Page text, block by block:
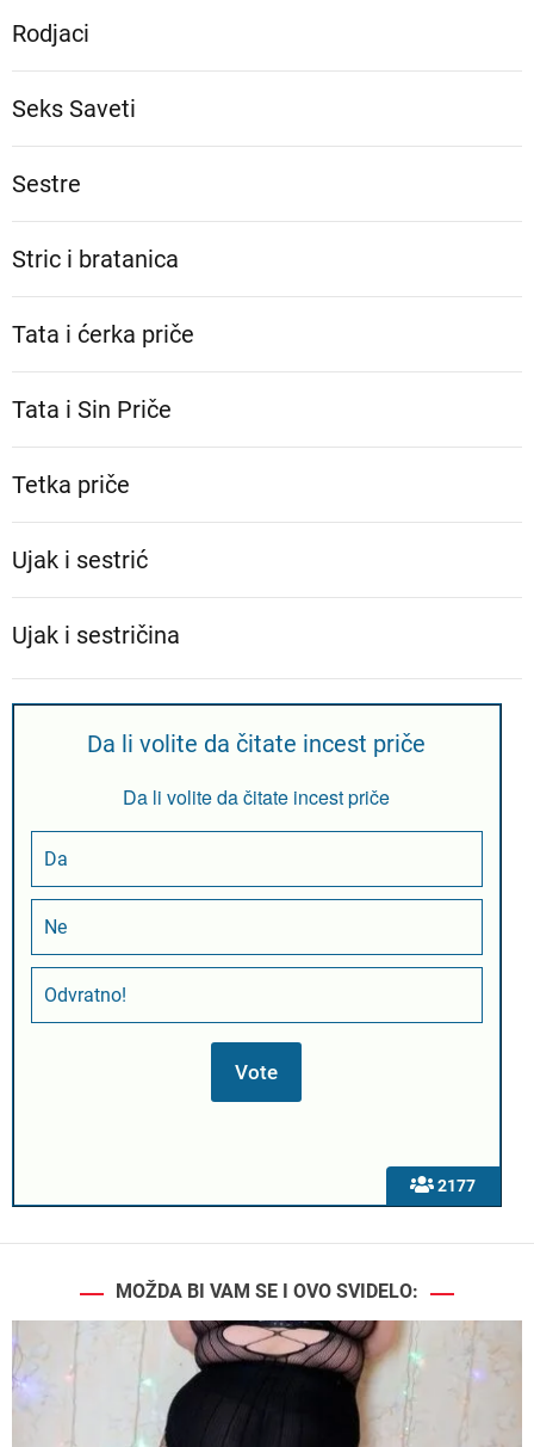
Rodjaci
Seks Saveti
Sestre
Stric i bratanica
Tata i ćerka priče
Tata i Sin Priče
Tetka priče
Ujak i sestrić
Ujak i sestričina
2177
Da li volite da čitate incest priče
Da li volite da čitate incest priče
Da
Ne
Odvratno!
MOŽDA BI VAM SE I OVO SVIDELO: